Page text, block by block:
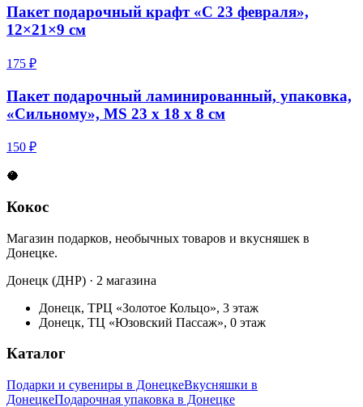
Пакет подарочный крафт «С 23 февраля»,
12×21×9 см
175 ₽
Пакет подарочный ламинированный, упаковка,
«Сильному», MS 23 х 18 х 8 см
150 ₽
🥥
Кокос
Магазин подарков, необычных товаров и вкусняшек в
Донецке.
Донецк (ДНР) · 2 магазина
Донецк, ТРЦ «Золотое Кольцо», 3 этаж
Донецк, ТЦ «Юзовский Пассаж», 0 этаж
Каталог
Подарки и сувениры в ДонецкеВкусняшки в
ДонецкеПодарочная упаковка в Донецке